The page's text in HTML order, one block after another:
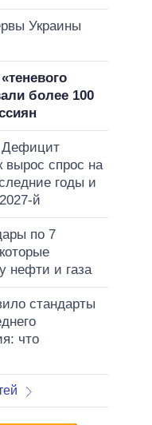
Украины
более 100
Дефицит
вырос спрос на
годы и
й
по 7
нефти и газа
стандарты
что